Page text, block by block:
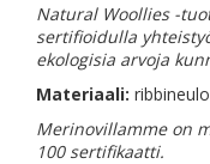
Natural Woollies -
sertifioidulla
ekologisia arvoja
Materiaali:
Merinovillamme on
100 sertifikaatti.